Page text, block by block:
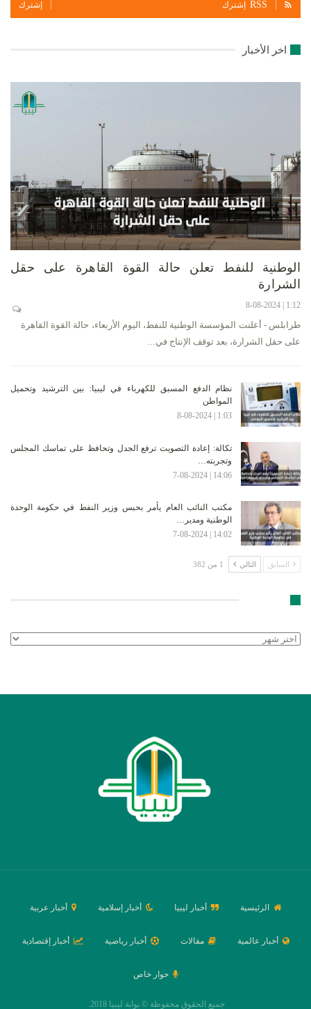
RSS إشترك إشترك
اخر الأخبار
الوطنية للنفط تعلن حالة القوة القاهرة على حقل
الشرارة
1:12 | 8-08-2024
طرابلس - أعلنت المؤسسة الوطنية للنفط، اليوم الأربعاء، حالة القوة القاهرة
على حقل الشرارة، بعد توقف الإنتاج في…
نظام الدفع المسبق للكهرباء في ليبيا: بين الترشيد وتحميل
المواطن
1:03 | 8-08-2024
تكالة: إعادة التصويت ترفع الجدل وتحافظ على تماسك المجلس
وتجربته…
14:06 | 7-08-2024
مكتب النائب العام يأمر بحبس وزير النفط في حكومة الوحدة
الوطنية ومدير…
14:02 | 7-08-2024
السابق التالي 1 من 382
الأرشيف
الرئيسية أخبار ليبيا أخبار إسلامية أخبار عربية
أخبار عالمية مقالات أخبار رياضية أخبار إقتصادية
حوار خاص
جميع الحقوق محفوظة © بوابة ليبيا 2018.